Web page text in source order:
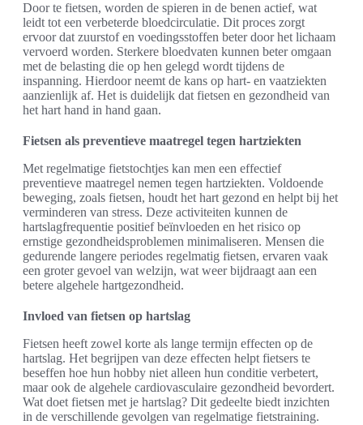
Door te fietsen, worden de spieren in de benen actief, wat
leidt tot een verbeterde bloedcirculatie. Dit proces zorgt
ervoor dat zuurstof en voedingsstoffen beter door het lichaam
vervoerd worden. Sterkere bloedvaten kunnen beter omgaan
met de belasting die op hen gelegd wordt tijdens de
inspanning. Hierdoor neemt de kans op hart- en vaatziekten
aanzienlijk af. Het is duidelijk dat fietsen en gezondheid van
het hart hand in hand gaan.
Fietsen als preventieve maatregel tegen hartziekten
Met regelmatige fietstochtjes kan men een effectief
preventieve maatregel nemen tegen hartziekten. Voldoende
beweging, zoals fietsen, houdt het hart gezond en helpt bij het
verminderen van stress. Deze activiteiten kunnen de
hartslagfrequentie positief beïnvloeden en het risico op
ernstige gezondheidsproblemen minimaliseren. Mensen die
gedurende langere periodes regelmatig fietsen, ervaren vaak
een groter gevoel van welzijn, wat weer bijdraagt aan een
betere algehele hartgezondheid.
Invloed van fietsen op hartslag
Fietsen heeft zowel korte als lange termijn effecten op de
hartslag. Het begrijpen van deze effecten helpt fietsers te
beseffen hoe hun hobby niet alleen hun conditie verbetert,
maar ook de algehele cardiovasculaire gezondheid bevordert.
Wat doet fietsen met je hartslag? Dit gedeelte biedt inzichten
in de verschillende gevolgen van regelmatige fietstraining.